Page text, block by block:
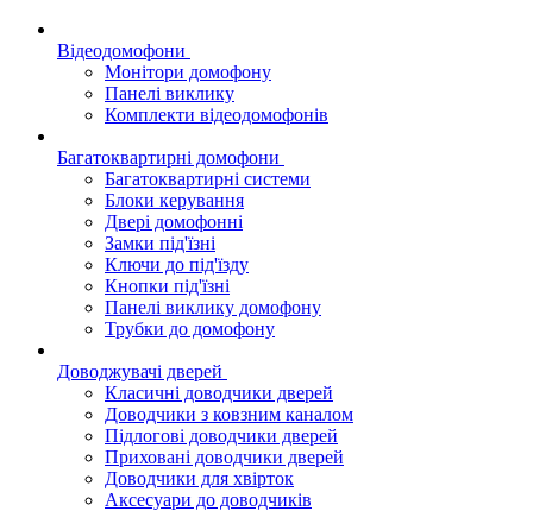
Відеодомофони
Монітори домофону
Панелі виклику
Комплекти відеодомофонів
Багатоквартирні домофони
Багатоквартирні системи
Блоки керування
Двері домофонні
Замки під'їзні
Ключи до під'їзду
Кнопки під'їзні
Панелі виклику домофону
Трубки до домофону
Доводжувачі дверей
Класичні доводчики дверей
Доводчики з ковзним каналом
Підлогові доводчики дверей
Приховані доводчики дверей
Доводчики для хвірток
Аксесуари до доводчиків